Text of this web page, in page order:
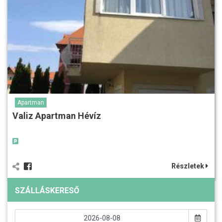
Apartman
Valiz Apartman Hévíz
Részletek
SZÁLLÁSKERESŐ